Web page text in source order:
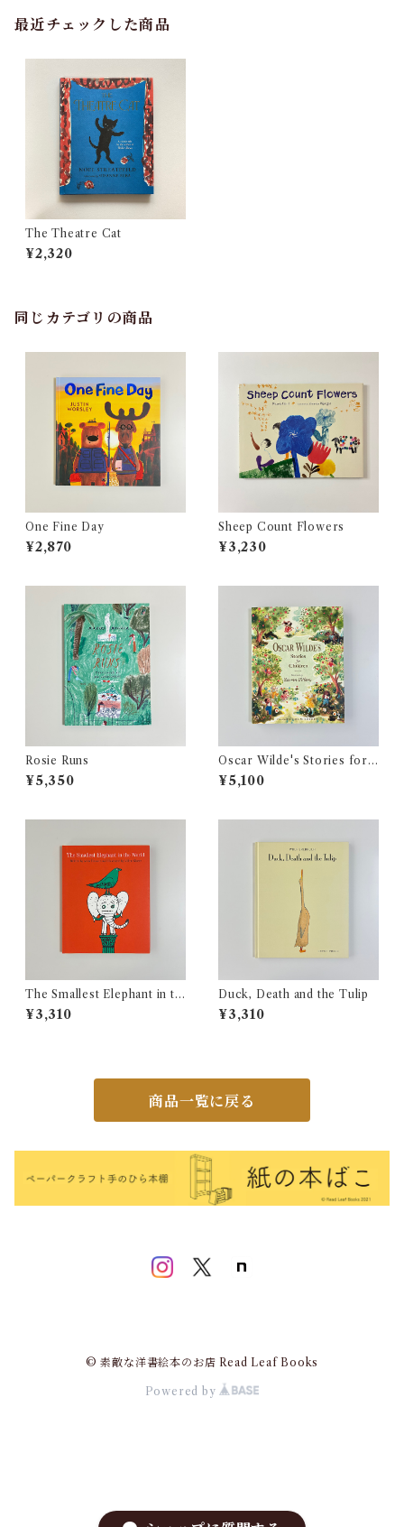
最近チェックした商品
The Theatre Cat
¥2,320
同じカテゴリの商品
One Fine Day
¥2,870
Sheep Count Flowers
¥3,230
Rosie Runs
¥5,350
Oscar Wilde's Stories for
Children
¥5,100
The Smallest Elephant in th
e World
¥3,310
Duck, Death and the Tulip
¥3,310
商品一覧に戻る
© 素敵な洋書絵本のお店 Read Leaf Books
Powered by